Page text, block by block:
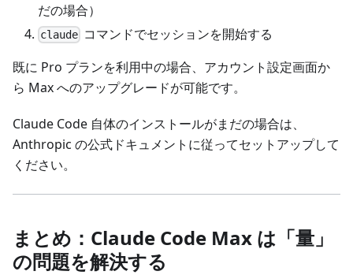
だの場合）
claude コマンドでセッションを開始する
既に Pro プランを利用中の場合、アカウント設定画面か
ら Max へのアップグレードが可能です。
Claude Code 自体のインストールがまだの場合は、
Anthropic の公式ドキュメントに従ってセットアップして
ください。
まとめ：Claude Code Max は「量」
の問題を解決する